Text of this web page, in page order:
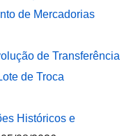
de Mercadorias
de Transferência
de Troca
Históricos e